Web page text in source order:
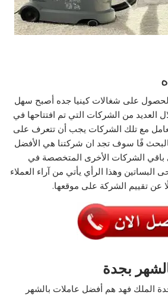
الحصول على شغالات كينيا جده أصبح سهل
العديد من الشركات التي تم افتتاحها في
مع تلك الشركات يجب أن تتعرف على
فًا سوف تجد ان شركتنا هي الأفضل
الشركات الأخرى المتخصصة في
البساتين وهذا الرأي يأتي من آراء العملاء
عن تقييم الشركة على موقعها.
بجدة
الملك فهد هم أفضل عاملات بالشهر